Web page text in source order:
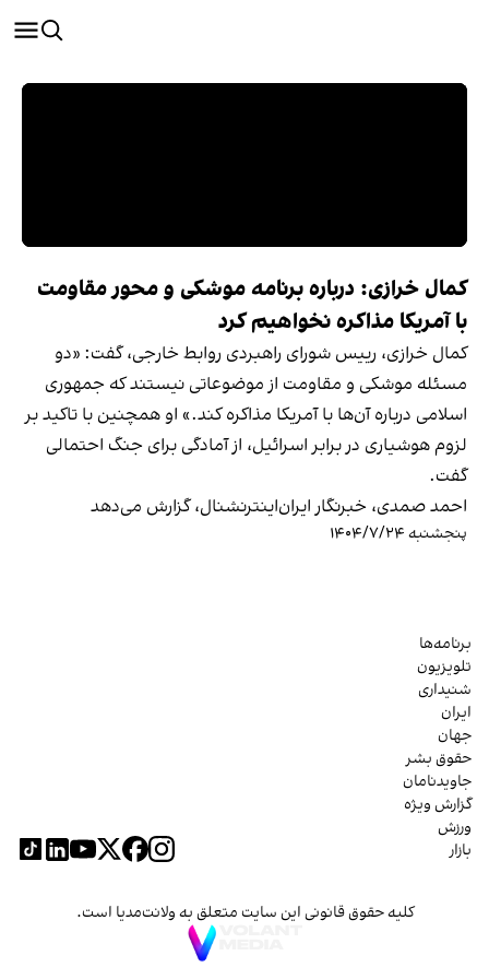
کمال خرازی: درباره برنامه موشکی و محور مقاومت
با آمریکا مذاکره نخواهیم کرد
کمال خرازی، رییس شورای راهبردی روابط خارجی، گفت: «دو
مسئله موشکی و مقاومت از موضوعاتی نیستند که جمهوری
اسلامی درباره آن‌ها با آمریکا مذاکره کند.» او همچنین با تاکید بر
لزوم هوشیاری در برابر اسرائیل، از آمادگی برای جنگ احتمالی
گفت.
احمد صمدی، خبرنگار ایران‌اینترنشنال، گزارش می‌دهد
پنجشنبه ۱۴۰۴/۷/۲۴
برنامه‌ها
تلویزیون
شنیداری
ایران
جهان
حقوق بشر
جاویدنامان
گزارش ویژه
ورزش
بازار
کلیه حقوق قانونی این سایت متعلق به ولانت‌مدیا است.